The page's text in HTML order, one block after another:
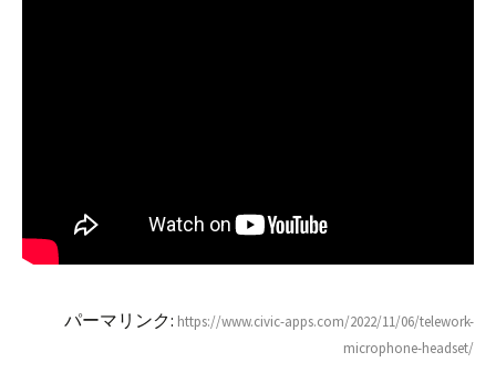
パーマリンク: https://www.civic-apps.com/2022/11/06/telework-
microphone-headset/